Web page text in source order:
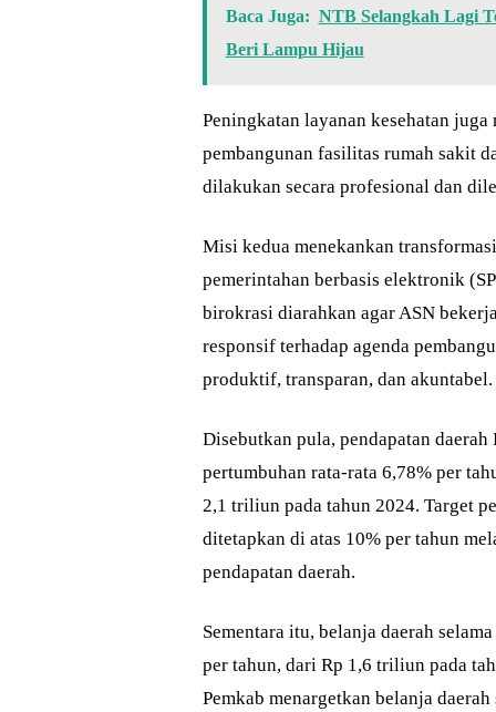
Baca Juga: NTB Selangkah Lagi
Beri Lampu Hijau
Peningkatan layanan kesehatan
pembangunan fasilitas rumah sakit
dilakukan secara profesional dan
Misi kedua menekankan
pemerintahan berbasis elektronik
birokrasi diarahkan agar ASN
responsif terhadap agenda
produktif, transparan, dan akuntabel.
Disebutkan pula, pendapatan
pertumbuhan rata-rata 6,78% per
2,1 triliun pada tahun 2024. Target
ditetapkan di atas 10% per tahun
pendapatan daerah.
Sementara itu, belanja daerah
per tahun, dari Rp 1,6 triliun pada
Pemkab menargetkan belanja